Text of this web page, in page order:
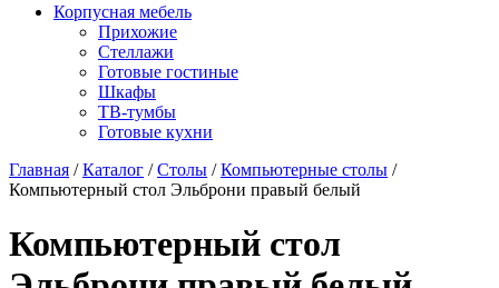
Корпусная мебель
Прихожие
Стеллажи
Готовые гостиные
Шкафы
ТВ-тумбы
Готовые кухни
Главная /Каталог /Столы /Компьютерные столы /
Компьютерный стол Эльброни правый белый
Компьютерный стол